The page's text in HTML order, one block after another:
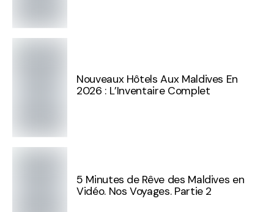
Nouveaux Hôtels Aux Maldives En
2026 : L’Inventaire Complet
5 Minutes de Rêve des Maldives en
Vidéo. Nos Voyages. Partie 2